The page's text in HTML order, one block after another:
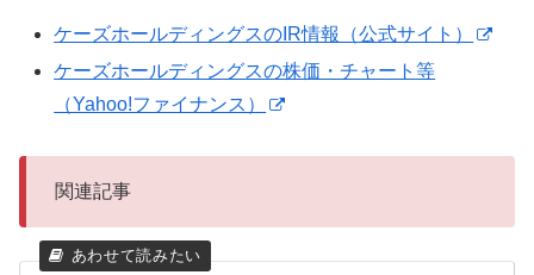
ケーズホールディングスのIR情報（公式サイト）
ケーズホールディングスの株価・チャート等
（Yahoo!ファイナンス）
関連記事